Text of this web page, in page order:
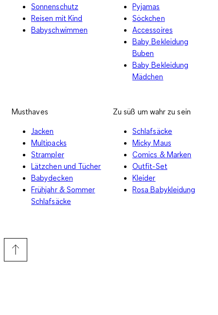
Sonnenschutz
Reisen mit Kind
Babyschwimmen
Pyjamas
Söckchen
Accessoires
Baby Bekleidung
Buben
Baby Bekleidung
Mädchen
Musthaves
Jacken
Multipacks
Strampler
Lätzchen und Tücher
Babydecken
Frühjahr & Sommer
Schlafsäcke
Zu süß um wahr zu sein
Schlafsäcke
Micky Maus
Comics & Marken
Outfit-Set
Kleider
Rosa Babykleidung